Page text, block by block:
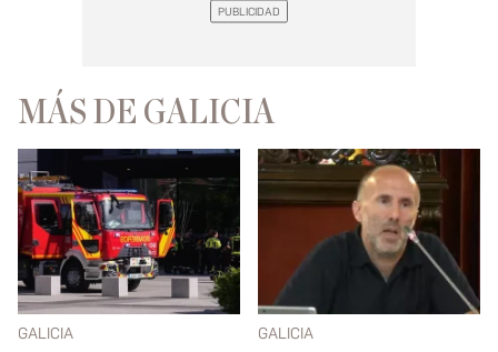
MÁS DE GALICIA
GALICIA GALICIA